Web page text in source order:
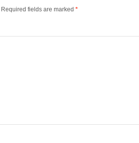
Required fields are marked *